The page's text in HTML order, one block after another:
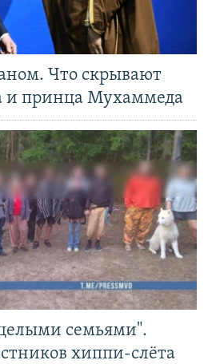
Что скрывают
и принца Мухаммеда
семьями".
хиппи-слёта